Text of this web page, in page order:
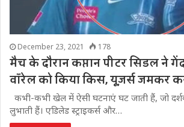
December 23, 2021 178
मैच के दौरान कप्तान पीटर सिडल ने
वॉरेल को किया किस, यूज़र्स जमकर
कभी-कभी खेल में ऐसी घटनाएं घट जाती हैं, जो
लुभाती हैं। एडिलेड स्ट्राइकर्स और…